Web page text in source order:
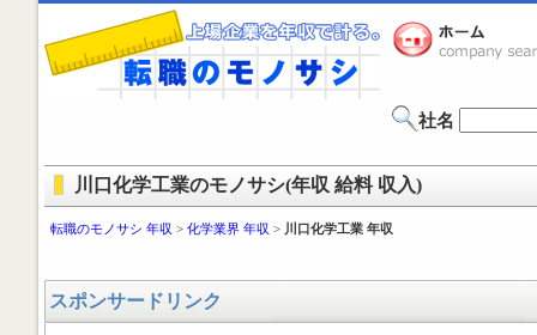
社名
川口化学工業のモノサシ(年収 給料 収入)
転職のモノサシ 年収 > 化学業界 年収 > 川口化学工業 年収
スポンサードリンク